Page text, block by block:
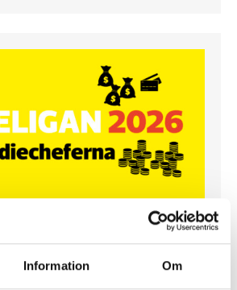
Information Om
mediecheferna
260 mediechefer